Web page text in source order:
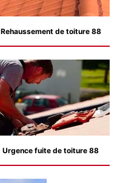
Rehaussement de toiture 88
Urgence fuite de toiture 88